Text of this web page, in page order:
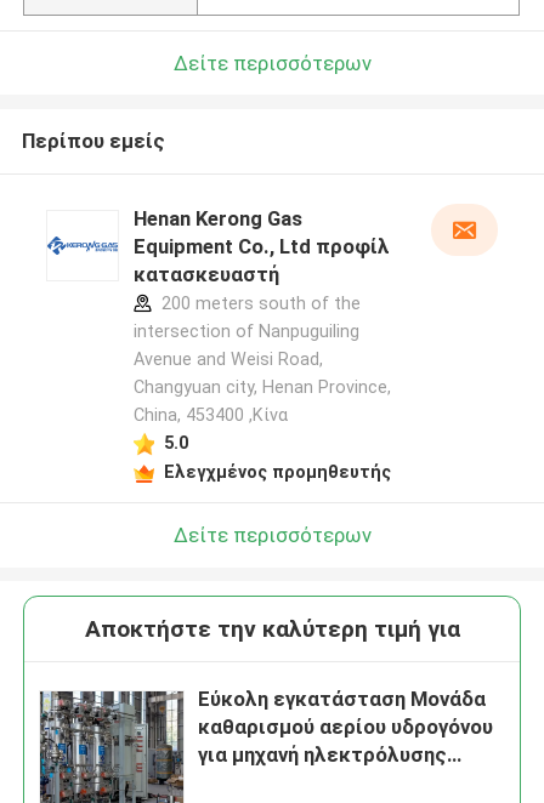
Δείτε περισσότερων
Περίπου εμείς
Henan Kerong Gas
Equipment Co., Ltd προφίλ
κατασκευαστή
200 meters south of the
intersection of Nanpuguiling
Avenue and Weisi Road,
Changyuan city, Henan Province,
China, 453400 ,Κίνα
5.0
Ελεγχμένος προμηθευτής
Δείτε περισσότερων
Αποκτήστε την καλύτερη τιμή για
Εύκολη εγκατάσταση Μονάδα
καθαρισμού αερίου υδρογόνου
για μηχανή ηλεκτρόλυσης